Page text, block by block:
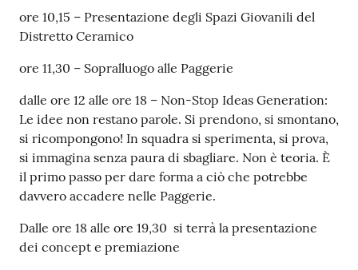
gli
argomenti...
Seguici
su
ore 10,15 – Presentazione degli Spazi Giovanili del
Distretto Ceramico
ore 11,30 – Sopralluogo alle Paggerie
dalle ore 12 alle ore 18 – Non-Stop Ideas Generation:
Le idee non restano parole. Si prendono, si smontano,
si ricompongono! In squadra si sperimenta, si prova,
si immagina senza paura di sbagliare. Non è teoria. È
il primo passo per dare forma a ciò che potrebbe
davvero accadere nelle Paggerie.
Dalle ore 18 alle ore 19,30 si terrà la presentazione
dei concept e premiazione